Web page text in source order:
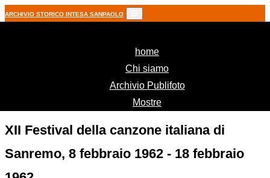
ARCHIVIO STORICO INTESA SANPAOLO
home(current)
Chi siamo
Archivio Publifoto
Mostre
XII Festival della canzone italiana di
Sanremo, 8 febbraio 1962 - 18 febbraio